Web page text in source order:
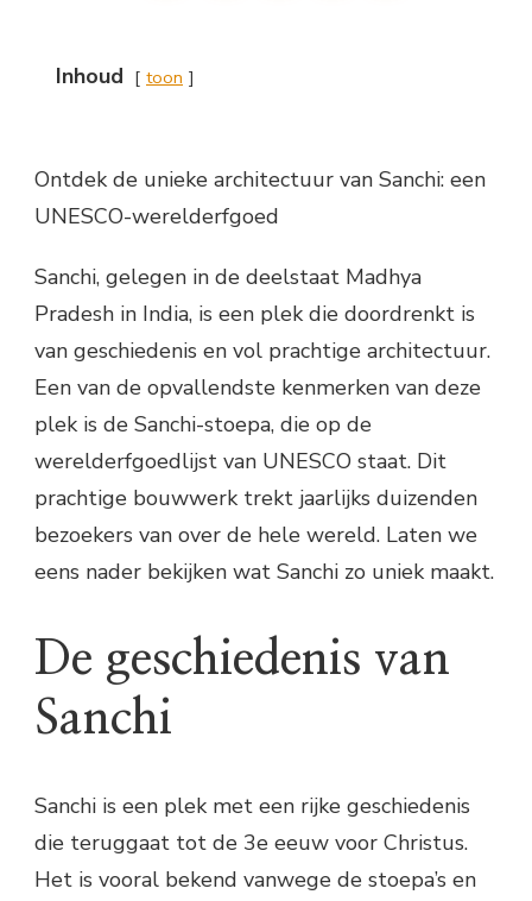
Inhoud toon
Ontdek de unieke architectuur van Sanchi: een
UNESCO-werelderfgoed
Sanchi, gelegen in de deelstaat Madhya
Pradesh in India, is een plek die doordrenkt is
van geschiedenis en vol prachtige architectuur.
Een van de opvallendste kenmerken van deze
plek is de Sanchi-stoepa, die op de
werelderfgoedlijst van UNESCO staat. Dit
prachtige bouwwerk trekt jaarlijks duizenden
bezoekers van over de hele wereld. Laten we
eens nader bekijken wat Sanchi zo uniek maakt.
De geschiedenis van
Sanchi
Sanchi is een plek met een rijke geschiedenis
die teruggaat tot de 3e eeuw voor Christus.
Het is vooral bekend vanwege de stoepa’s en